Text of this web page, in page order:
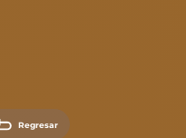
Regresar